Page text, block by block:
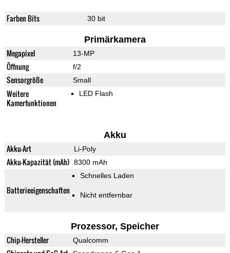
Farben Bits 30 bit
Primärkamera
Megapixel 13-MP
Öffnung f/2
Sensorgröße Small
Weitere
Kamerfunktionen
LED Flash
Akku
Akku-Art Li-Poly
Akku-Kapazität (mAh) 8300 mAh
Batterieeigenschaften
Schnelles Laden
Nicht entfernbar
Prozessor, Speicher
Chip-Hersteller Qualcomm